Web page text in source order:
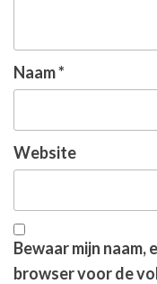
Naam*
Website
Bewaar mijn naam,
browser voor de